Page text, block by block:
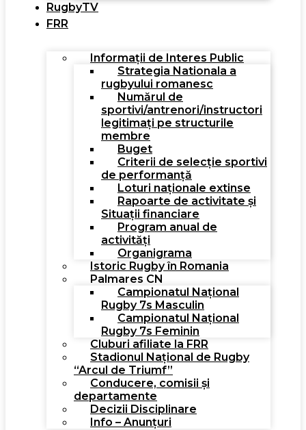
RugbyTV
FRR
Informații de Interes Public
Strategia Nationala a
rugbyului romanesc
Numărul de
sportivi/antrenori/instructori
legitimați pe structurile
membre
Buget
Criterii de selecție sportivi
de performanță
Loturi naționale extinse
Rapoarte de activitate și
Situații financiare
Program anual de
activități
Organigrama
Istoric Rugby în Romania
Palmares CN
Campionatul Național
Rugby 7s Masculin
Campionatul Național
Rugby 7s Feminin
Cluburi afiliate la FRR
Stadionul Național de Rugby
“Arcul de Triumf”
Conducere, comisii și
departamente
Decizii Disciplinare
Info – Anunțuri